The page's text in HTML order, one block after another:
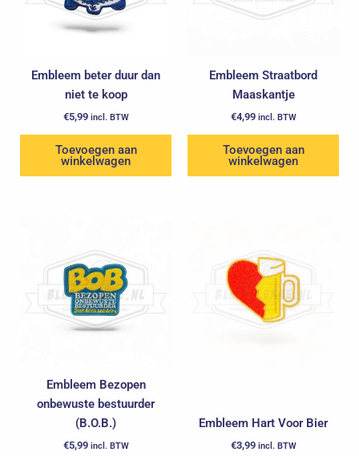
Embleem beter duur dan
niet te koop
€5,99 incl. BTW
Toevoegen aan
winkelwagen
Embleem Straatbord
Maaskantje
€4,99 incl. BTW
Toevoegen aan
winkelwagen
Embleem Bezopen
onbewuste bestuurder
(B.O.B.)
€5,99 incl. BTW
Embleem Hart Voor Bier
€3,99 incl. BTW